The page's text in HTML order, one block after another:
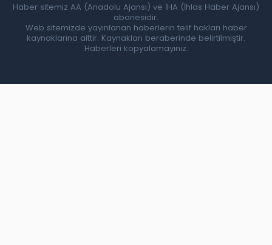
Haber sitemiz AA (Anadolu Ajansı) ve İHA (İhlas Haber Ajansı)
abonesidir.
Web sitemizde yayınlanan haberlerin telif hakları haber
kaynaklarına aittir. Kaynakları beraberinde belirtilmiştir.
Haberleri kopyalamayınız.